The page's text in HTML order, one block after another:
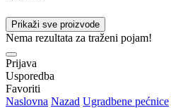
Prikaži sve proizvode
Nema rezultata za traženi pojam!
Prijava
Usporedba
Favoriti
Naslovna Nazad Ugradbene pećnice